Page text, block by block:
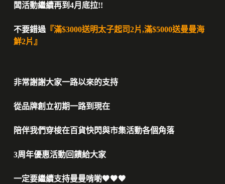
闆活動繼續再到4月底拉!!
不要錯過『滿$3000送明太子起司2片,滿$5000送曼曼海
鮮2片』
非常謝謝大家一路以來的支持
從品牌創立初期一路到現在
陪伴我們穿梭在百貨快閃與市集活動各個角落
3周年優惠活動回饋給大家
一定要繼續支持曼曼啃喲🧡🧡🧡